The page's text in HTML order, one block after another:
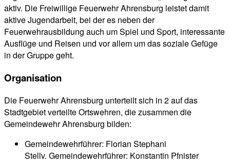
aktiv. Die Freiwillige Feuerwehr Ahrensburg leistet damit
aktive Jugendarbeit, bei der es neben der
Feuerwehrausbildung auch um Spiel und Sport, interessante
Ausflüge und Reisen und vor allem um das soziale Gefüge
in der Gruppe geht.
Organisation
Die Feuerwehr Ahrensburg unterteilt sich in 2 auf das
Stadtgebiet verteilte Ortswehren, die zusammen die
Gemeindewehr Ahrensburg bilden:
Gemeindewehrführer: Florian Stephani
Stellv. Gemeindewehrführer: Konstantin Pfnister